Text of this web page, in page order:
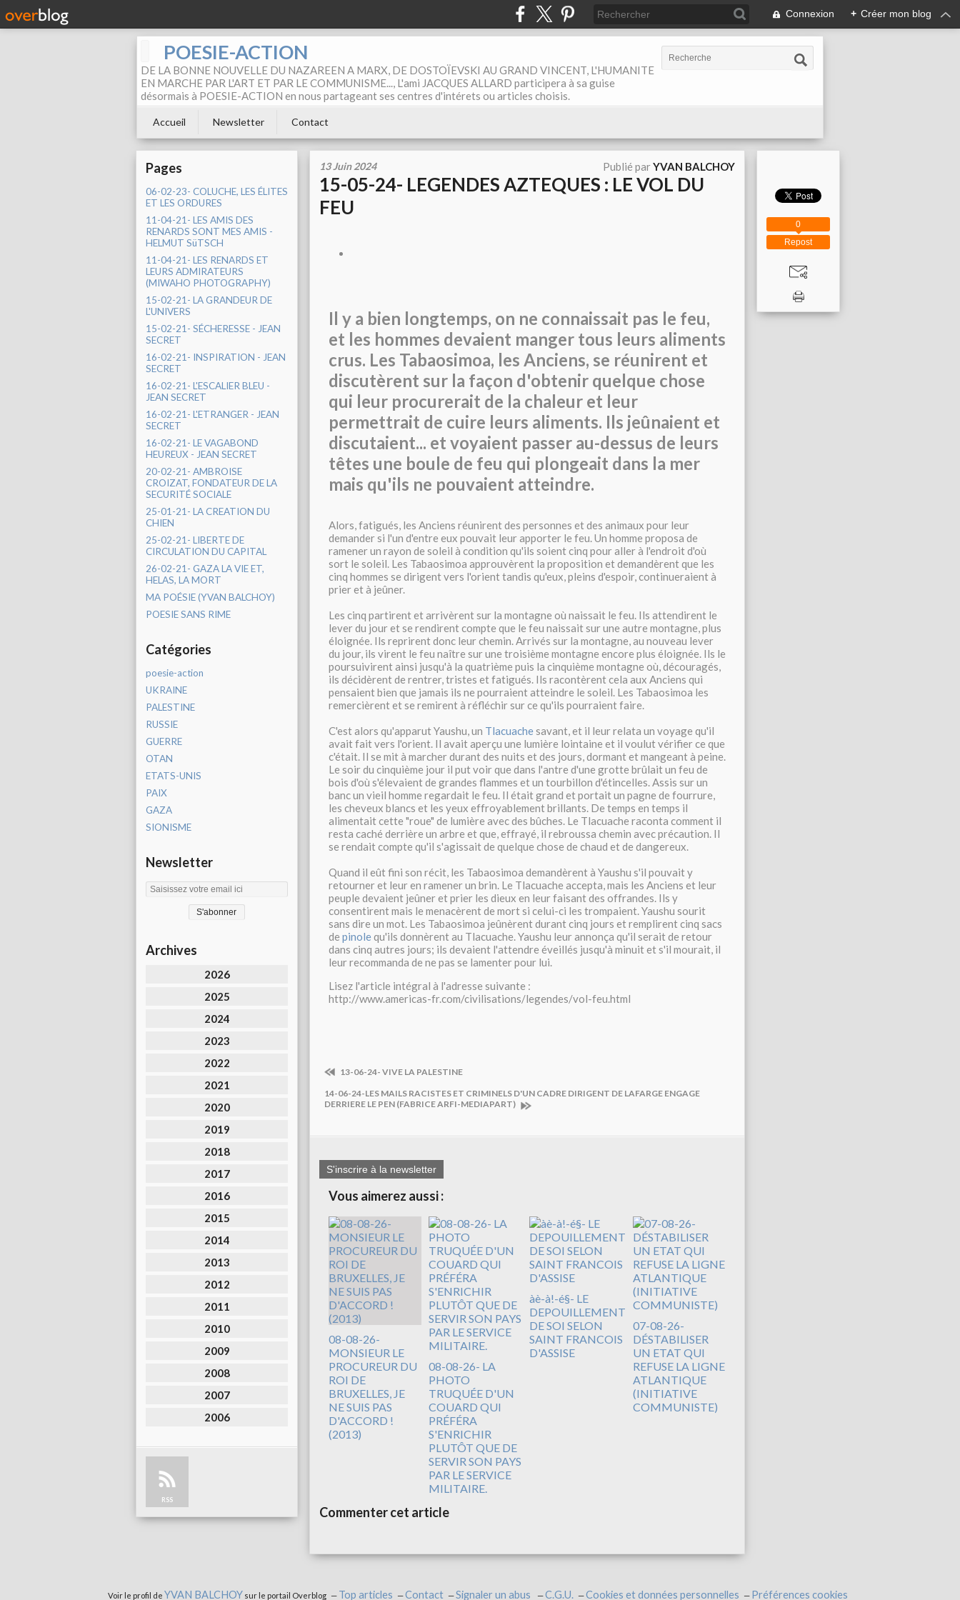
Connexion + Créer mon blog
POESIE-ACTION
DE LA BONNE NOUVELLE DU NAZAREEN A MARX, DE DOSTOÏEVSKI AU GRAND VINCENT, L'HUMANITE
EN MARCHE PAR L'ART ET PAR LE COMMUNISME..., L'ami JACQUES ALLARD participera à sa guise
désormais à POESIE-ACTION en nous partageant ses centres d'intérets ou articles choisis.
Accueil Newsletter Contact
Pages
06-02-23- COLUCHE, LES ÉLITES
ET LES ORDURES
11-04-21- LES AMIS DES
RENARDS SONT MES AMIS -
HELMUT SüTSCH
11-04-21- LES RENARDS ET
LEURS ADMIRATEURS
(MIWAHO PHOTOGRAPHY)
15-02-21- LA GRANDEUR DE
L'UNIVERS
15-02-21- SÉCHERESSE - JEAN
SECRET
16-02-21- INSPIRATION - JEAN
SECRET
16-02-21- L'ESCALIER BLEU -
JEAN SECRET
16-02-21- L'ETRANGER - JEAN
SECRET
16-02-21- LE VAGABOND
HEUREUX - JEAN SECRET
20-02-21- AMBROISE
CROIZAT, FONDATEUR DE LA
SECURITÉ SOCIALE
25-01-21- LA CREATION DU
CHIEN
25-02-21- LIBERTE DE
CIRCULATION DU CAPITAL
26-02-21- GAZA LA VIE ET,
HELAS, LA MORT
MA POÉSIE (YVAN BALCHOY)
POESIE SANS RIME
Catégories
poesie-action
UKRAINE
PALESTINE
RUSSIE
GUERRE
OTAN
ETATS-UNIS
PAIX
GAZA
SIONISME
Newsletter
Archives
2026
2025
2024
2023
2022
2021
2020
2019
2018
2017
2016
2015
2014
2013
2012
2011
2010
2009
2008
2007
2006
RSS
13 Juin 2024 Publié parYVAN BALCHOY
15-05-24- LEGENDES AZTEQUES : LE VOL DU
FEU
Il y a bien longtemps, on ne connaissait pas le feu,
et les hommes devaient manger tous leurs aliments
crus. Les Tabaosimoa, les Anciens, se réunirent et
discutèrent sur la façon d'obtenir quelque chose
qui leur procurerait de la chaleur et leur
permettrait de cuire leurs aliments. Ils jeûnaient et
discutaient... et voyaient passer au-dessus de leurs
têtes une boule de feu qui plongeait dans la mer
mais qu'ils ne pouvaient atteindre.
Alors, fatigués, les Anciens réunirent des personnes et des animaux pour leur
demander si l'un d'entre eux pouvait leur apporter le feu. Un homme proposa de
ramener un rayon de soleil à condition qu'ils soient cinq pour aller à l'endroit d'où
sort le soleil. Les Tabaosimoa approuvèrent la proposition et demandèrent que les
cinq hommes se dirigent vers l'orient tandis qu'eux, pleins d'espoir, continueraient à
prier et à jeûner.
Les cinq partirent et arrivèrent sur la montagne où naissait le feu. Ils attendirent le
lever du jour et se rendirent compte que le feu naissait sur une autre montagne, plus
éloignée. Ils reprirent donc leur chemin. Arrivés sur la montagne, au nouveau lever
du jour, ils virent le feu naître sur une troisième montagne encore plus éloignée. Ils le
poursuivirent ainsi jusqu'à la quatrième puis la cinquième montagne où, découragés,
ils décidèrent de rentrer, tristes et fatigués. Ils racontèrent cela aux Anciens qui
pensaient bien que jamais ils ne pourraient atteindre le soleil. Les Tabaosimoa les
remercièrent et se remirent à réfléchir sur ce qu'ils pourraient faire.
C'est alors qu'apparut Yaushu, un Tlacuachesavant, et il leur relata un voyage qu'il
avait fait vers l'orient. Il avait aperçu une lumière lointaine et il voulut vérifier ce que
c'était. Il se mit à marcher durant des nuits et des jours, dormant et mangeant à peine.
Le soir du cinquième jour il put voir que dans l'antre d'une grotte brûlait un feu de
bois d'où s'élevaient de grandes flammes et un tourbillon d'étincelles. Assis sur un
banc un vieil homme regardait le feu. Il était grand et portait un pagne de fourrure,
les cheveux blancs et les yeux effroyablement brillants. De temps en temps il
alimentait cette "roue" de lumière avec des bûches. Le Tlacuache raconta comment il
resta caché derrière un arbre et que, effrayé, il rebroussa chemin avec précaution. Il
se rendait compte qu'il s'agissait de quelque chose de chaud et de dangereux.
Quand il eût fini son récit, les Tabaosimoa demandèrent à Yaushu s'il pouvait y
retourner et leur en ramener un brin. Le Tlacuache accepta, mais les Anciens et leur
peuple devaient jeûner et prier les dieux en leur faisant des offrandes. Ils y
consentirent mais le menacèrent de mort si celui-ci les trompaient. Yaushu sourit
sans dire un mot. Les Tabaosimoa jeûnèrent durant cinq jours et remplirent cinq sacs
de pinolequ'ils donnèrent au Tlacuache. Yaushu leur annonça qu'il serait de retour
dans cinq autres jours; ils devaient l'attendre éveillés jusqu'à minuit et s'il mourait, il
leur recommanda de ne pas se lamenter pour lui.
Lisez l'article intégral à l'adresse suivante :
http://www.americas-fr.com/civilisations/legendes/vol-feu.html
13-06-24- VIVE LA PALESTINE
14-06-24-LES MAILS RACISTES ET CRIMINELS D'UN CADRE DIRIGENT DE LAFARGE ENGAGE
DERRIERE LE PEN (FABRICE ARFI-MEDIAPART)
S'inscrire à la newsletter
Vous aimerez aussi :
08-08-26-
MONSIEUR LE
PROCUREUR DU
ROI DE
BRUXELLES, JE
NE SUIS PAS
D'ACCORD !
(2013)
08-08-26- LA
PHOTO
TRUQUÉE D'UN
COUARD QUI
PRÉFÉRA
S'ENRICHIR
PLUTÔT QUE DE
SERVIR SON PAYS
PAR LE SERVICE
MILITAIRE.
àè-à!-é§- LE
DEPOUILLEMENT
DE SOI SELON
SAINT FRANCOIS
D'ASSISE
07-08-26-
DÉSTABILISER
UN ETAT QUI
REFUSE LA LIGNE
ATLANTIQUE
(INITIATIVE
COMMUNISTE)
Commenter cet article
Repost
0
Voir le profil de YVAN BALCHOY sur le portail Overblog Top articles Contact Signaler un abus C.G.U. Cookies et données personnelles Préférences cookies